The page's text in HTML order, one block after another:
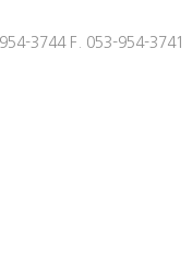
954-3744 F. 053-954-